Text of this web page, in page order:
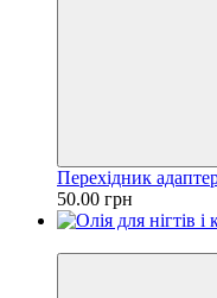
Перехідник
50.00 грн